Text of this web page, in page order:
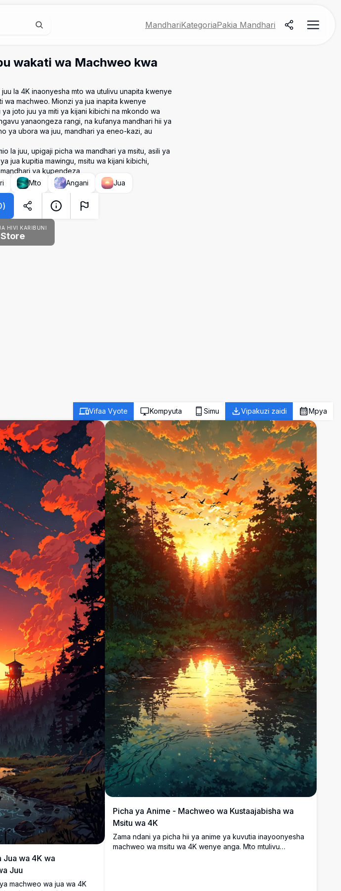
MandhariKategoriaPakia Mandhari
wakati wa Machweo kwa
la 4K inaonyesha mto wa utulivu unapita kwenye
wa machweo. Mionzi ya jua inapita kwenye
joto juu ya miti ya kijani kibichi na mkondo wa
yanaongeza rangi, na kufanya mandhari hii ya
ya ubora wa juu, mandhari ya eneo-kazi, au
la juu, upigaji picha wa mandhari ya msitu, asili ya
jua kupitia mawingu, msitu wa kijani kibichi,
ya kupendeza
Mto Angani Jua
)
HIVI KARIBUNI
Vifaa Vyote Kompyuta Simu Vipakuzi zaidi Mpya
wa 4K wa
Juu
machweo wa jua wa 4K
Picha ya Anime - Machweo wa Kustaajabisha wa
Msitu wa 4K
Zama ndani ya picha hii ya anime ya kuvutia inayoonyesha
machweo wa msitu wa 4K wenye anga. Mto mtulivu